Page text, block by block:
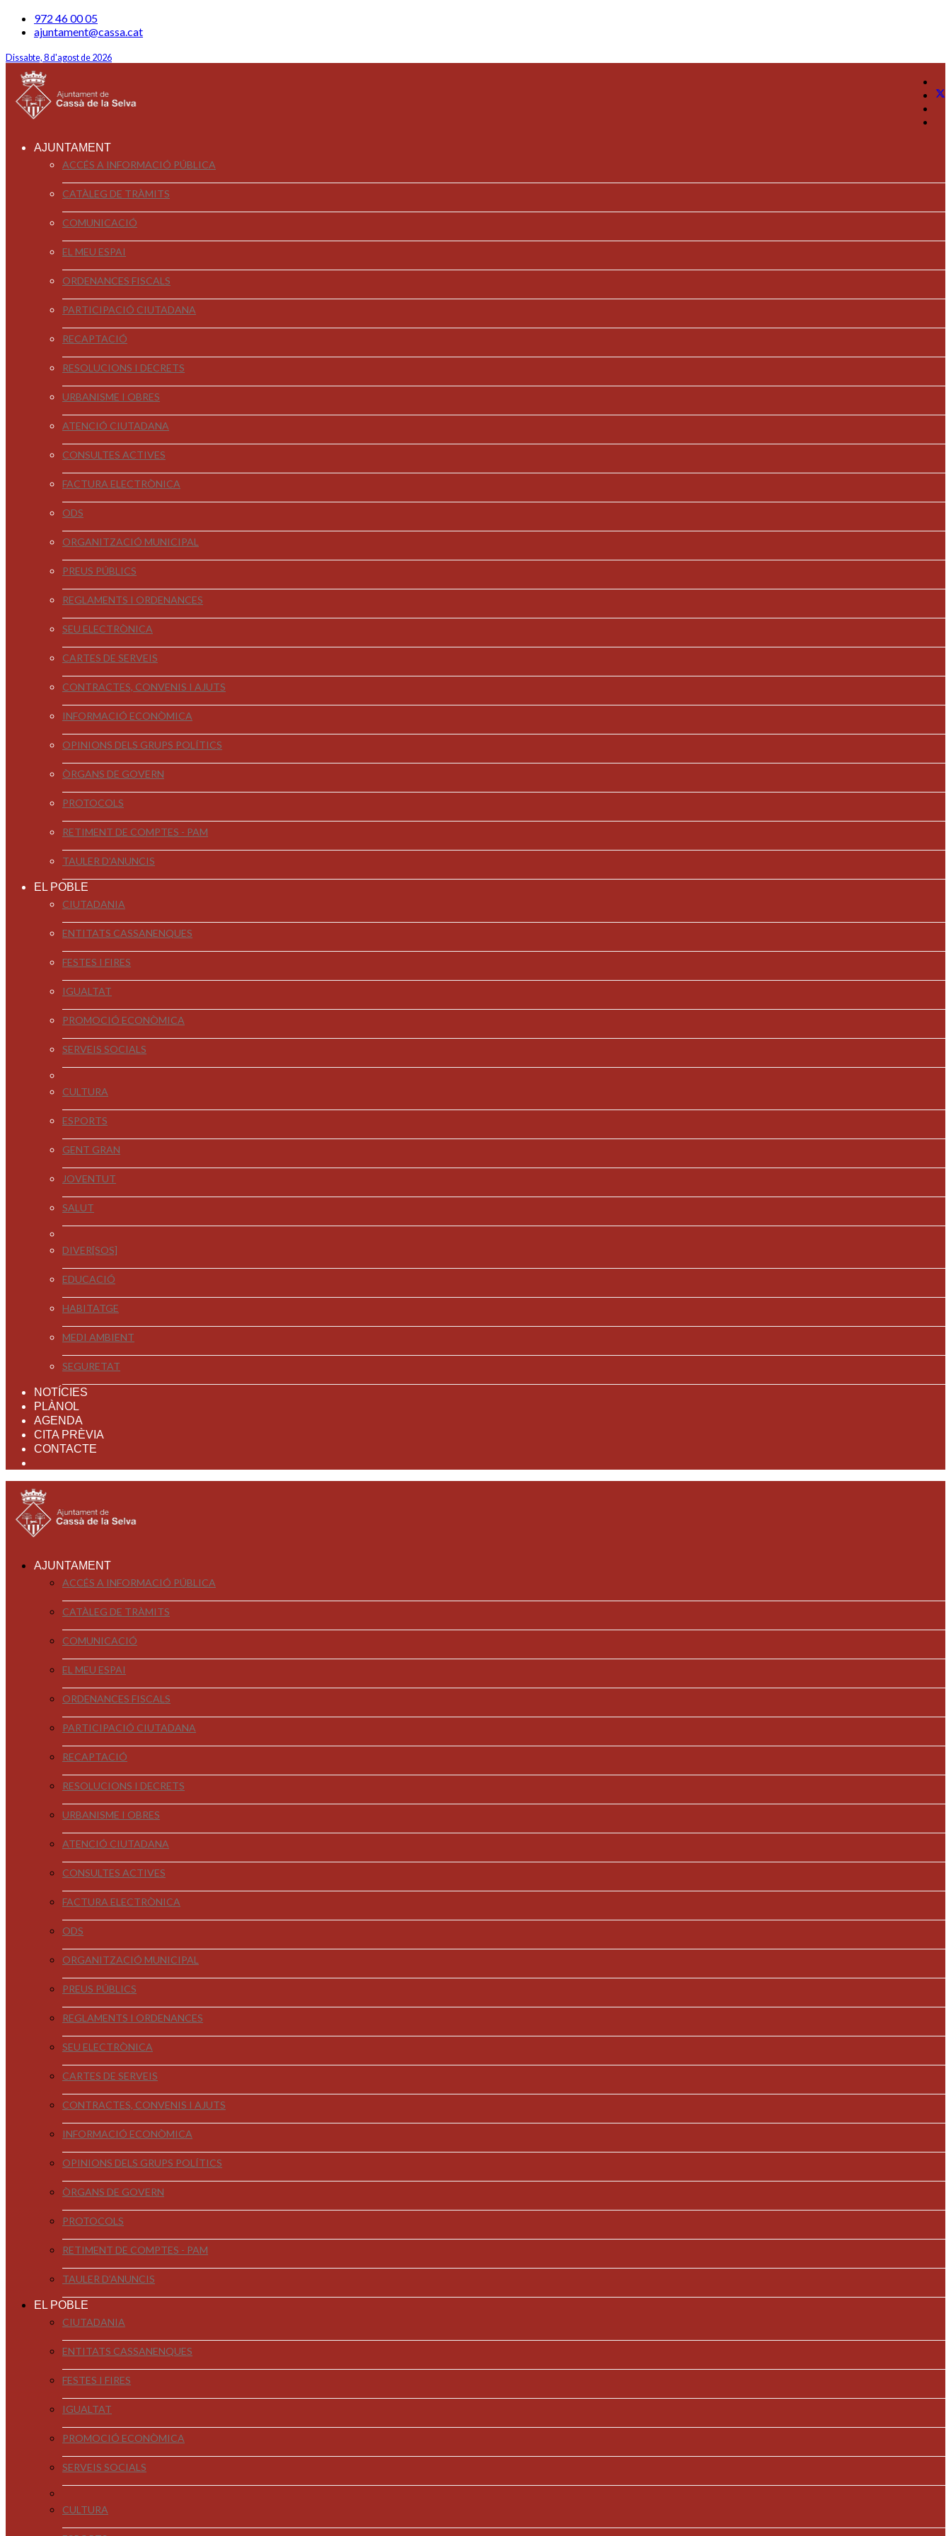
972 46 00 05
ajuntament@cassa.cat
Dissabte, 8 d'agost de 2026
AJUNTAMENT
ACCÉS A INFORMACIÓ PÚBLICA
CATÀLEG DE TRÀMITS
COMUNICACIÓ
EL MEU ESPAI
ORDENANCES FISCALS
PARTICIPACIÓ CIUTADANA
RECAPTACIÓ
RESOLUCIONS I DECRETS
URBANISME I OBRES
ATENCIÓ CIUTADANA
CONSULTES ACTIVES
FACTURA ELECTRÒNICA
ODS
ORGANITZACIÓ MUNICIPAL
PREUS PÚBLICS
REGLAMENTS I ORDENANCES
SEU ELECTRÒNICA
CARTES DE SERVEIS
CONTRACTES, CONVENIS I AJUTS
INFORMACIÓ ECONÒMICA
OPINIONS DELS GRUPS POLÍTICS
ÒRGANS DE GOVERN
PROTOCOLS
RETIMENT DE COMPTES - PAM
TAULER D'ANUNCIS
EL POBLE
CIUTADANIA
ENTITATS CASSANENQUES
FESTES I FIRES
IGUALTAT
PROMOCIÓ ECONÒMICA
SERVEIS SOCIALS
CULTURA
ESPORTS
GENT GRAN
JOVENTUT
SALUT
DIVER[SOS]
EDUCACIÓ
HABITATGE
MEDI AMBIENT
SEGURETAT
NOTÍCIES
PLÀNOL
AGENDA
CITA PRÈVIA
CONTACTE
AJUNTAMENT
ACCÉS A INFORMACIÓ PÚBLICA
CATÀLEG DE TRÀMITS
COMUNICACIÓ
EL MEU ESPAI
ORDENANCES FISCALS
PARTICIPACIÓ CIUTADANA
RECAPTACIÓ
RESOLUCIONS I DECRETS
URBANISME I OBRES
ATENCIÓ CIUTADANA
CONSULTES ACTIVES
FACTURA ELECTRÒNICA
ODS
ORGANITZACIÓ MUNICIPAL
PREUS PÚBLICS
REGLAMENTS I ORDENANCES
SEU ELECTRÒNICA
CARTES DE SERVEIS
CONTRACTES, CONVENIS I AJUTS
INFORMACIÓ ECONÒMICA
OPINIONS DELS GRUPS POLÍTICS
ÒRGANS DE GOVERN
PROTOCOLS
RETIMENT DE COMPTES - PAM
TAULER D'ANUNCIS
EL POBLE
CIUTADANIA
ENTITATS CASSANENQUES
FESTES I FIRES
IGUALTAT
PROMOCIÓ ECONÒMICA
SERVEIS SOCIALS
CULTURA